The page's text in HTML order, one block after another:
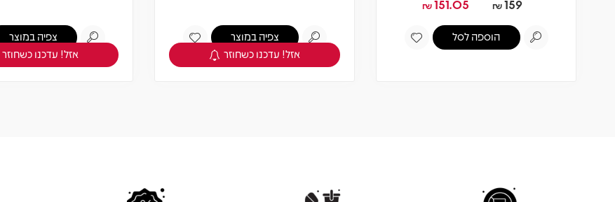
צפיה במוצר
אזל! עדכנו כשחוזר
צפיה במוצר
אזל! עדכנו כשחוזר
הוספה לסל